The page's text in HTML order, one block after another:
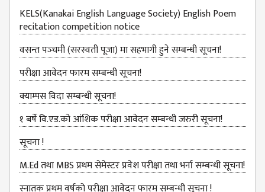
EDUCATIONAL
CONSULTANT
OTHER
COMMITTEE &
CELL
EXAMINATION
MANAGEMENT
COMMITTEE
LIBRARY
MANAGEMENT
COMMITTEE
KELS(Kanakai English Language Society) English Poem
recitation competition notice
वसन्त पञ्‍चमी (सरस्वती पूजा) मा सहभागी हुने सम्बन्धी सूचना!
परीक्षा आवेदन फारम सम्बन्धी सूचना!
क्याम्पस विदा सम्बन्धी सूचना!
१ बर्षे वि.एड.को आंशिक परीक्षा आवेदन सम्बन्धी जरुरी सूचना!
सूचना !
M.Ed तथा MBS प्रथम सेमेस्टर प्रवेश परीक्षा तथा भर्ना सम्बन्धी सूचना!